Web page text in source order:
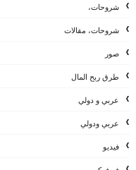
شروحات،
شروحات، مقالات
صور
طرق ربح المال
عربي و دولي
عربي ودولي
فيديو